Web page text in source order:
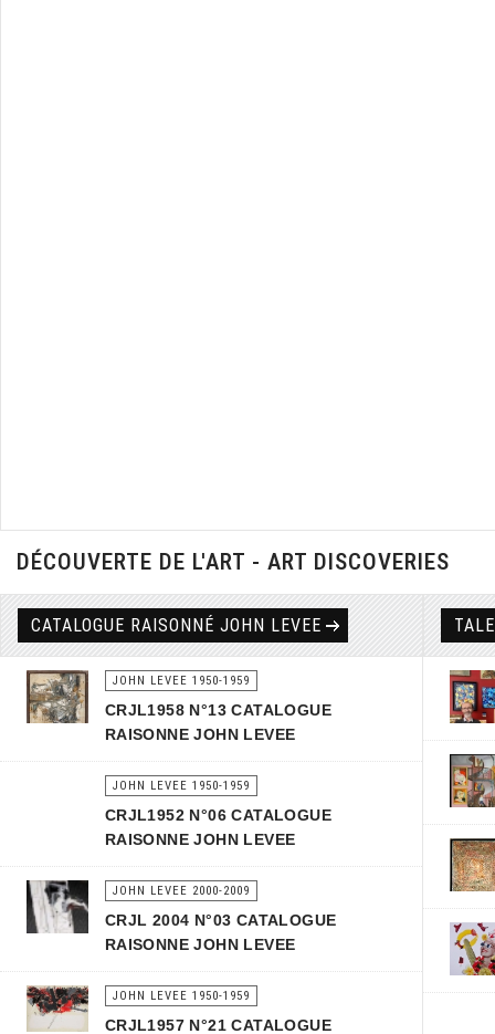
DÉCOUVERTE DE L'ART - ART DISCOVERIES
CATALOGUE RAISONNÉ JOHN LEVEE
JOHN LEVEE 1950-1959
CRJL1958 N°13 CATALOGUE
RAISONNE JOHN LEVEE
JOHN LEVEE 1950-1959
CRJL1952 N°06 CATALOGUE
RAISONNE JOHN LEVEE
JOHN LEVEE 2000-2009
CRJL 2004 N°03 CATALOGUE
RAISONNE JOHN LEVEE
JOHN LEVEE 1950-1959
CRJL1957 N°21 CATALOGUE